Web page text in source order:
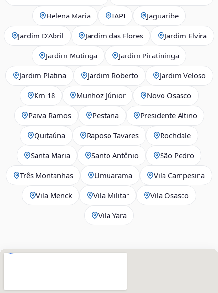
Helena Maria IAPI Jaguaribe
Jardim D’Abril Jardim das Flores Jardim Elvira
Jardim Mutinga Jardim Piratininga
Jardim Platina Jardim Roberto Jardim Veloso
Km 18 Munhoz Júnior Novo Osasco
Paiva Ramos Pestana Presidente Altino
Quitaúna Raposo Tavares Rochdale
Santa Maria Santo Antônio São Pedro
Três Montanhas Umuarama Vila Campesina
Vila Menck Vila Militar Vila Osasco
Vila Yara